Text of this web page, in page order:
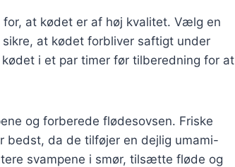
at kødet er af høj kvalitet. Vælg en
at kødet forbliver saftigt under
i et par timer før tilberedning for at
og forberede flødesovsen. Friske
bedst, da de tilføjer en dejlig umami-
svampene i smør, tilsætte fløde og